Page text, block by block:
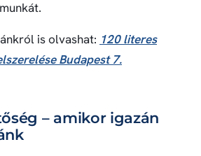
is olvashat: 120 literes
Budapest 7.
– amikor igazán